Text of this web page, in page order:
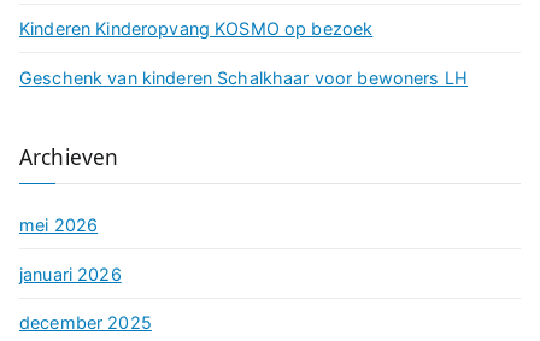
Kinderen Kinderopvang KOSMO op bezoek
Geschenk van kinderen Schalkhaar voor bewoners LH
Archieven
mei 2026
januari 2026
december 2025